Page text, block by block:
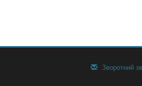
Зворотний